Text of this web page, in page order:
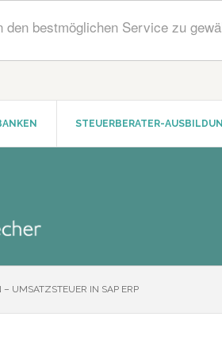
bestmöglichen Service zu
STEUERBERATER-
– UMSATZSTEUER IN SAP ERP